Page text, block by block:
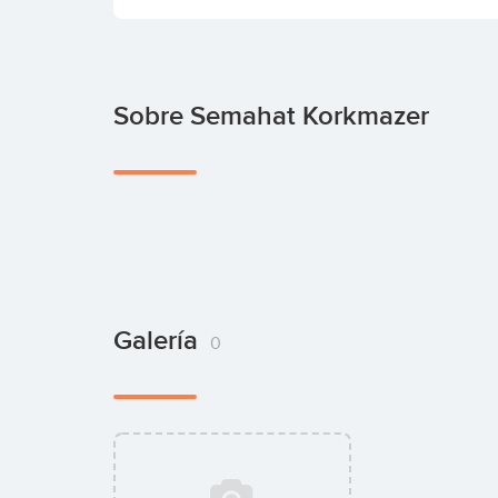
Sobre Semahat Korkmazer
Galería 0